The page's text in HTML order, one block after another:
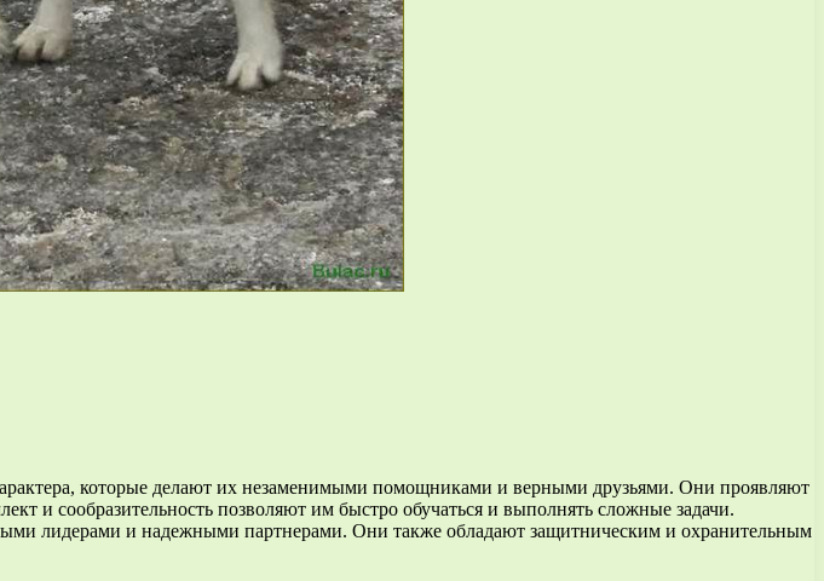
которые делают их незаменимыми помощниками и верными друзьями. Они проявляют
и сообразительность позволяют им быстро обучаться и выполнять сложные задачи.
лидерами и надежными партнерами. Они также обладают защитническим и охранительным